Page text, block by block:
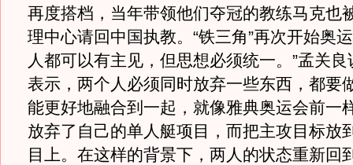
再度搭档，当年带领他们夺冠的教练马克也
理中心请回中国执教。“铁三角”再次开始奥
人都可以有主见，但思想必须统一。”孟关
表示，两个人必须同时放弃一些东西，都要
能更好地融合到一起，就像雅典奥运会前一
放弃了自己的单人艇项目，而把主攻目标放
目上。在这样的背景下，两人的状态重新回